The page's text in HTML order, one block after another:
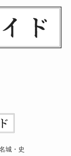
城・史